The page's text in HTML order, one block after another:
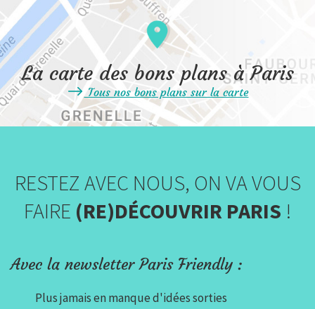
La carte des bons plans à Paris
Tous nos bons plans sur la carte
RESTEZ AVEC NOUS, ON VA VOUS
FAIRE (RE)DÉCOUVRIR PARIS !
Avec la newsletter Paris Friendly :
Plus jamais en manque d'idées sorties